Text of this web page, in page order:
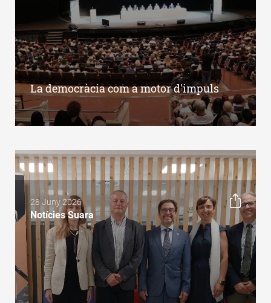
La democràcia com a motor d'impuls
28 Juny 2026
Notícies Suara